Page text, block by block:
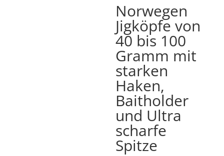
Norwegen
Jigköpfe von
40 bis 100
Gramm mit
starken
Haken,
Baitholder
und Ultra
scharfe
Spitze